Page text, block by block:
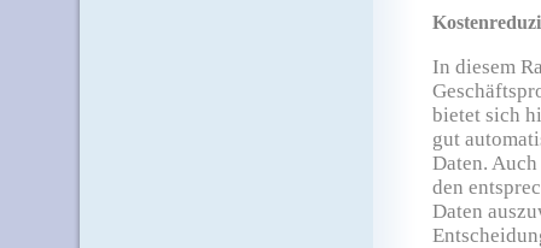
In diesem
bietet sich
gut
Daten.
den
Daten